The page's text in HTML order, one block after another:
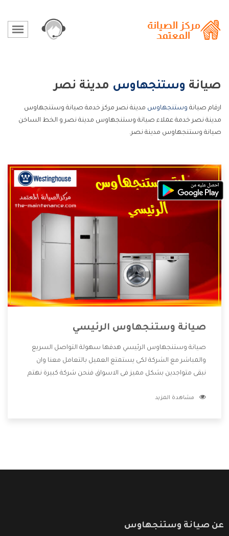
صيانة وستنجهاوس مدينة نصر
ارقام صيانة وستنجهاوس مدينة نصر مركز خدمة صيانة وستنجهاوس
مدينة نصر خدمة عملاء صيانة وستنجهاوس مدينة نصر و الخط الساخن
صيانة وستنجهاوس مدينة نصر.
صيانة وستنجهاوس الرئيسي
صيانة وستنجهاوس الرئيسي هدفها سهولة التواصل السريع
والمباشر مع الشركة لكى يستمتع العميل بالتعامل معنا وان
نبقى متواجدين بشكل مميز فى الاسواق فنحن شركة كبيرة نهتم
الشركة بها والتى تكون منها خدمة الصيانة التى تكون من أهم
مشاهدة المزيد
عن صيانة وستنجهاوس